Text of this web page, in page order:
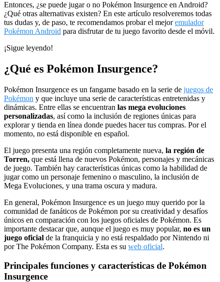
Entonces, ¿se puede jugar o no Pokémon Insurgence en Android?
¿Qué otras alternativas existen? En este artículo resolveremos todas
tus dudas y, de paso, te recomendamos probar el mejoremulador
Pokémon Android para disfrutar de tu juego favorito desde el móvil.
¡Sigue leyendo!
¿Qué es Pokémon Insurgence?
Pokémon Insurgence es un fangame basado en la serie de juegos de
Pokémon y que incluye una serie de características entretenidas y
dinámicas. Entre ellas se encuentran las mega evoluciones
personalizadas, así como la inclusión de regiones únicas para
explorar y tienda en línea donde puedes hacer tus compras. Por el
momento, no está disponible en español.
El juego presenta una región completamente nueva, la región de
Torren, que está llena de nuevos Pokémon, personajes y mecánicas
de juego. También hay características únicas como la habilidad de
jugar como un personaje femenino o masculino, la inclusión de
Mega Evoluciones, y una trama oscura y madura.
En general, Pokémon Insurgence es un juego muy querido por la
comunidad de fanáticos de Pokémon por su creatividad y desafíos
únicos en comparación con los juegos oficiales de Pokémon. Es
importante destacar que, aunque el juego es muy popular, no es un
juego oficial de la franquicia y no está respaldado por Nintendo ni
por The Pokémon Company. Esta es su web oficial.
Principales funciones y características de Pokémon
Insurgence